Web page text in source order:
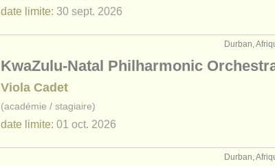
date limite: 30 sept. 2026
Durban,
KwaZulu-Natal Philharmonic
Viola Cadet
(académie / stagiaire)
date limite: 01 oct. 2026
Durban,